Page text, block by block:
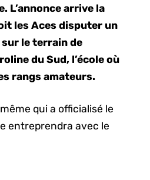
L’annonce arrive la
les Aces disputer un
le terrain de
du Sud, l’école où
rangs amateurs.
même qui a officialisé le
entreprendra avec le